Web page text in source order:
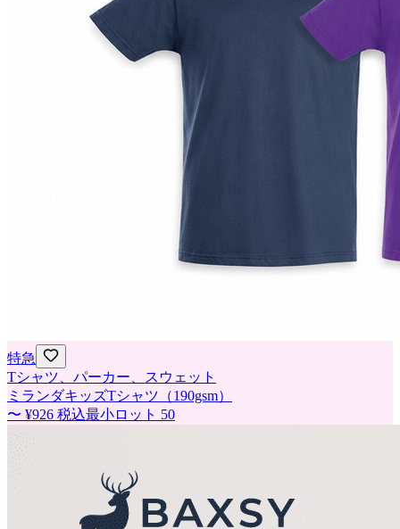
特急
Tシャツ、パーカー、スウェット
ミランダキッズTシャツ（190gsm）
〜 ¥926 税込最小ロット 50